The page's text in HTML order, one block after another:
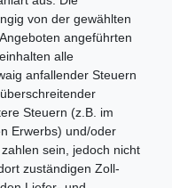
von der gewählten
angeführten
alle
anfallender Steuern
Steuern (z.B. im
Erwerbs) und/oder
sein, jedoch nicht
zuständigen Zoll-